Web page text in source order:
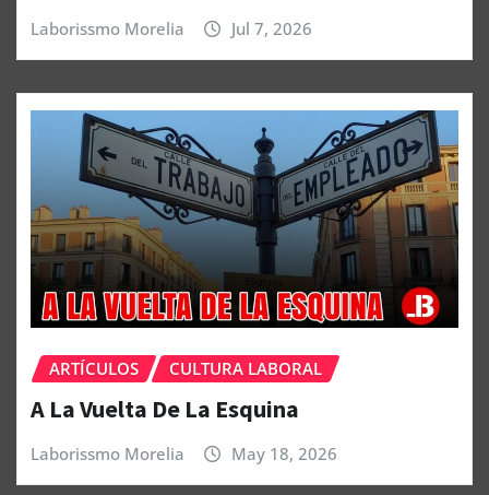
Laborissmo Morelia Jul 7, 2026
ARTÍCULOS CULTURA LABORAL
A La Vuelta De La Esquina
Laborissmo Morelia May 18, 2026